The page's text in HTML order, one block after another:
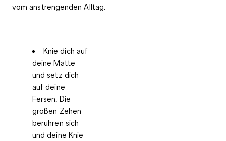
vom anstrengenden Alltag.
Knie dich auf
deine Matte
und setz dich
auf deine
Fersen. Die
großen Zehen
berühren sich
und deine Knie